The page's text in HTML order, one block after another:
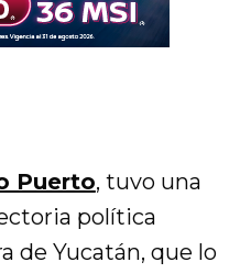
Puerto, tuvo una
política
de Yucatán, que lo